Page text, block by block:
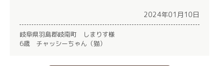
2024年01月10日
岐阜県羽島郡岐南町 しまりす様
6歳 チャッシーちゃん（猫）